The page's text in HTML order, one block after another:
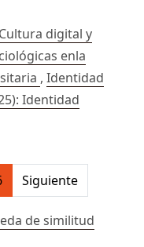
Cultura digital y
enla
, Identidad
Identidad
Siguiente
de similitud